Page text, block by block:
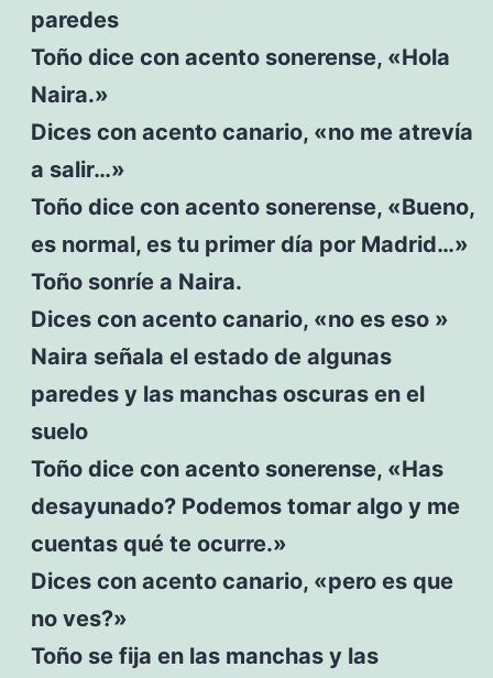
paredes
Toño dice con acento sonerense, «Hola
Naira.»
Dices con acento canario, «no me atrevía
a salir…»
Toño dice con acento sonerense, «Bueno,
es normal, es tu primer día por Madrid…»
Toño sonríe a Naira.
Dices con acento canario, «no es eso »
Naira señala el estado de algunas
paredes y las manchas oscuras en el
suelo
Toño dice con acento sonerense, «Has
desayunado? Podemos tomar algo y me
cuentas qué te ocurre.»
Dices con acento canario, «pero es que
no ves?»
Toño se fija en las manchas y las